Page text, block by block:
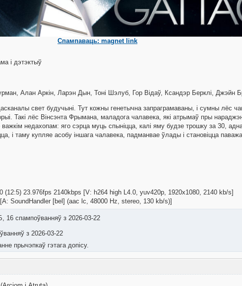
Спампаваць: magnet link
і дэтэктыў
Алан Аркін, Ларэн Дын, Тоні Шэлуб, Гор Відаў, Ксандэр Берклі, Джэйн
свет будучыні. Тут кожны генетычна запраграмаваны, і сумны лёс
Такі лёс Вінсэнта Фрымана, маладога чалавека, які атрымаў пры
недахопам: яго сэрца муць спыніцца, калі яму будзе трошку за 30,
і таму купляе асобу іншага чалавека, падманвае ўлады і становіцца
(12:5) 23.976fps 2140kbps [V: h264 high L4.0, yuv420p, 1920x1080, 2140 kb/s]
SoundHandler [bel] (aac lc, 48000 Hz, stereo, 130 kb/s)]
16 спампоўванняў з 2026-03-22
з 2026-03-22
прычэпкаў гэтага допісу.